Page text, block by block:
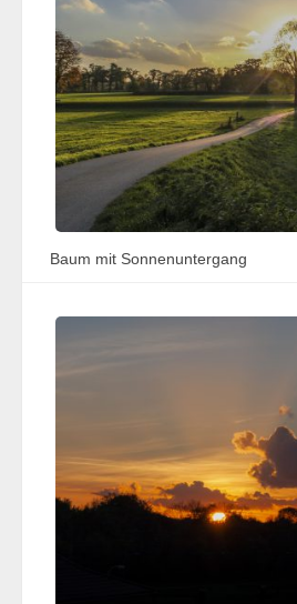
Baum mit Sonnenuntergang